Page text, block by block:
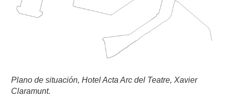
Plano de situación, Hotel Acta Arc del Teatre, Xavier
Claramunt.